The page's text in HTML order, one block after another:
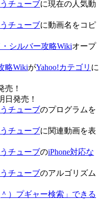
チューブに現在の人気動
チューブに動画名をコピ
シルバー攻略Wikiオープ
略WikiがYahoo!カテゴリ に
売！
日発売！
チューブのプログラムを
チューブに関連動画を表
チューブのiPhone対応な
チューブのアルゴリズム
）プギャー検索」できる